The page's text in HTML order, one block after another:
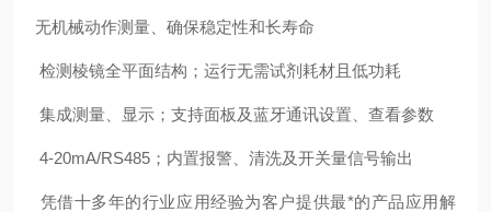
无机械动作测量、确保稳定性和长寿命
检测棱镜全平面结构；运行无需试剂耗材且低功耗
集成测量、显示；支持面板及蓝牙通讯设置、查看参数
4-20mA/RS485；内置报警、清洗及开关量信号输出
凭借十多年的行业应用经验为客户提供最*的产品应用解